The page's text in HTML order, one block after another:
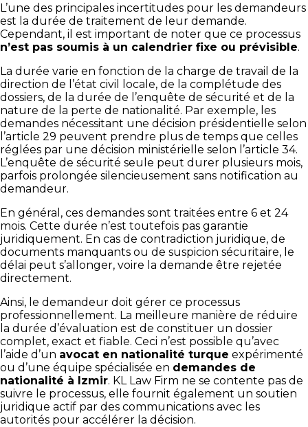
L’une des principales incertitudes pour les demandeurs
est la durée de traitement de leur demande.
Cependant, il est important de noter que ce processus
n’est pas soumis à un calendrier fixe ou prévisible.
La durée varie en fonction de la charge de travail de la
direction de l’état civil locale, de la complétude des
dossiers, de la durée de l’enquête de sécurité et de la
nature de la perte de nationalité. Par exemple, les
demandes nécessitant une décision présidentielle selon
l’article 29 peuvent prendre plus de temps que celles
réglées par une décision ministérielle selon l’article 34.
L’enquête de sécurité seule peut durer plusieurs mois,
parfois prolongée silencieusement sans notification au
demandeur.
En général, ces demandes sont traitées entre 6 et 24
mois. Cette durée n’est toutefois pas garantie
juridiquement. En cas de contradiction juridique, de
documents manquants ou de suspicion sécuritaire, le
délai peut s’allonger, voire la demande être rejetée
directement.
Ainsi, le demandeur doit gérer ce processus
professionnellement. La meilleure manière de réduire
la durée d’évaluation est de constituer un dossier
complet, exact et fiable. Ceci n’est possible qu’avec
l’aide d’un avocat en nationalité turque expérimenté
ou d’une équipe spécialisée en demandes de
nationalité à Izmir. KL Law Firm ne se contente pas de
suivre le processus, elle fournit également un soutien
juridique actif par des communications avec les
autorités pour accélérer la décision.